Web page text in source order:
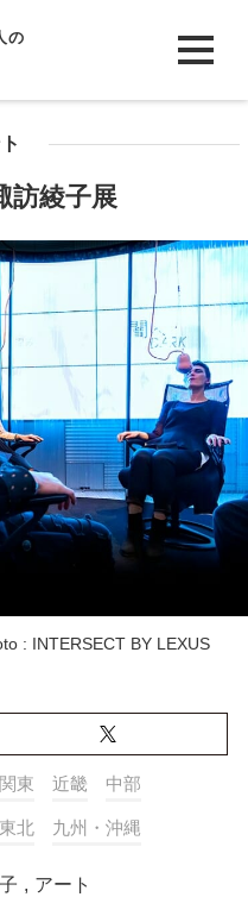
の
訪綾子展
: INTERSECT BY LEXUS
関東 近畿 中部
北 九州・沖縄
, アート